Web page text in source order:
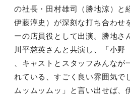
の社長・田村雄司（勝地涼）と
伊藤淳史）が深刻な打ち合わせ
ーの店員役として出演。勝地さ
川平慈英さんと共演し、「小野
、キャストとスタッフみんな
れている、すごく良い雰囲気で
ムッムッムッ」と言い出せば、